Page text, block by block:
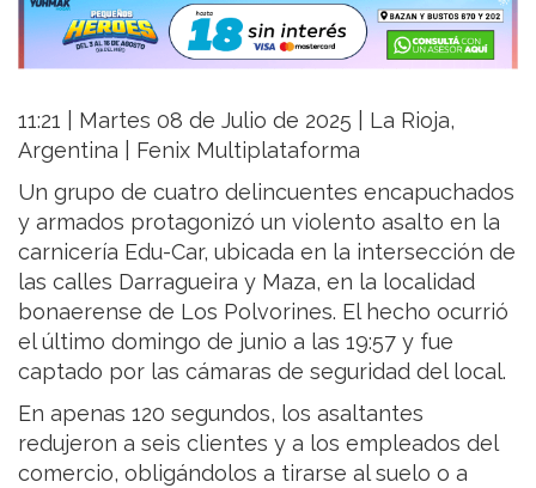
11:21 | Martes 08 de Julio de 2025 | La Rioja,
Argentina | Fenix Multiplataforma
Un grupo de cuatro delincuentes encapuchados
y armados protagonizó un violento asalto en la
carnicería Edu-Car, ubicada en la intersección de
las calles Darragueira y Maza, en la localidad
bonaerense de Los Polvorines. El hecho ocurrió
el último domingo de junio a las 19:57 y fue
captado por las cámaras de seguridad del local.
En apenas 120 segundos, los asaltantes
redujeron a seis clientes y a los empleados del
comercio, obligándolos a tirarse al suelo o a